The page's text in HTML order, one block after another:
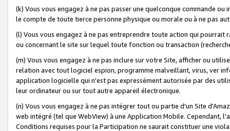
(k) Vous vous engagez à ne pas passer une quelconque commande
le compte de toute tierce personne physique ou morale ou à ne pas
(l) Vous vous engagez à ne pas entreprendre toute action qui
ou concernant le site sur lequel toute fonction ou transaction
(m) Vous vous engagez à ne pas inclure sur votre Site, afficher ou
relation avec tout logiciel espion, programme malveillant, virus, ver
application logicielle qui n'est pas expressément autorisée par des
leur ordinateur ou sur tout autre appareil électronique.
(n) Vous vous engagez à ne pas intégrer tout ou partie d'un Site
web intégré (tel que WebView) à une Application Mobile. Cependant,
Conditions requises pour la Participation ne saurait constituer une